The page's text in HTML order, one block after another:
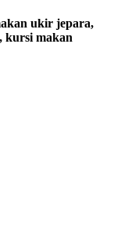
ukir jepara,
kursi makan